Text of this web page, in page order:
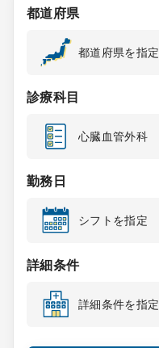
常勤検索
スポット検索
DtoDの転職・
コンサルタント
成功事例
転職ノウハウ
都道府県
都道府県を指定
診療科目
心臓血管外科
勤務日
シフトを指定
詳細条件
詳細条件を指定